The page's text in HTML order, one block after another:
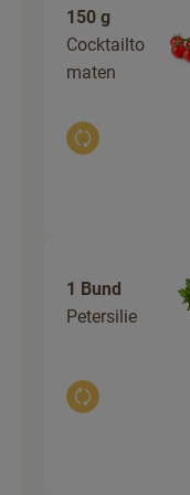
150 g
Cocktailto
maten
Auswahl
1 Bund
Petersilie
Auswahl